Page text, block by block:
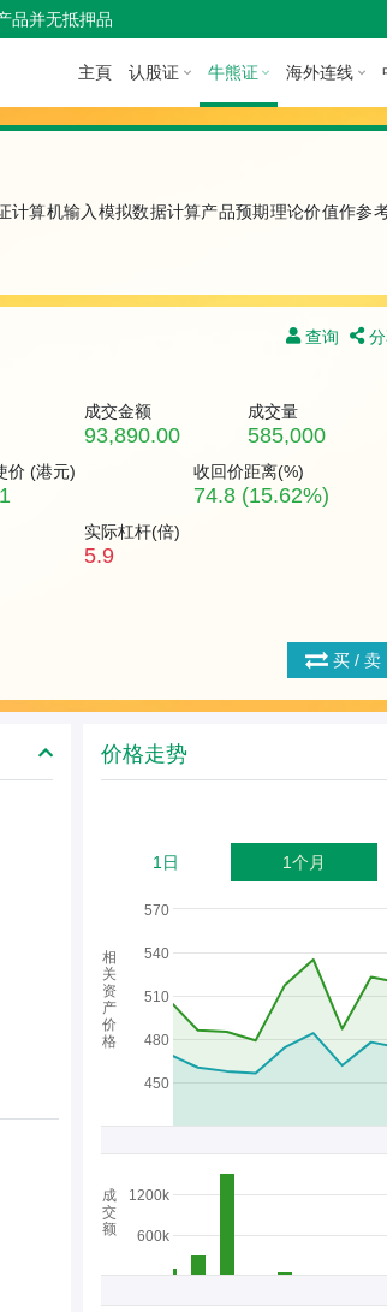
品并无抵押品
主頁 认股证 牛熊证 海外连线
算机输入模拟数据计算产品预期理论价值作参
查询 分
成交金额
93,890.00
成交量
585,000
价 (港元) 收回价距离(%)
74.8 (15.62%)
实际杠杆(倍)
5.9
买 / 卖
价格走势
1日 1个月
480
450
510
540
570
600k
1200k
相
关
资
产
价
格
成
交
额